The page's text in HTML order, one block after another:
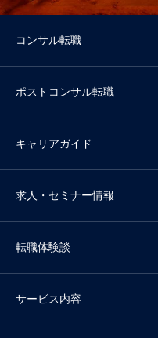
コンサル転職
ポストコンサル転職
キャリアガイド
求人・セミナー情報
転職体験談
サービス内容